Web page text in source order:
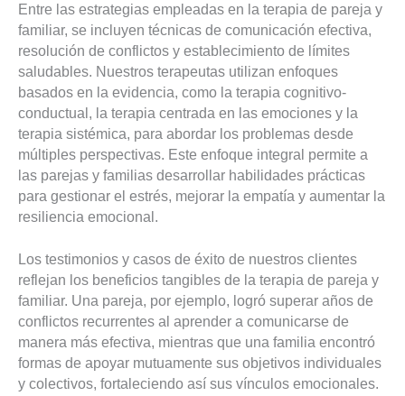
Entre las estrategias empleadas en la terapia de pareja y
familiar, se incluyen técnicas de comunicación efectiva,
resolución de conflictos y establecimiento de límites
saludables. Nuestros terapeutas utilizan enfoques
basados en la evidencia, como la terapia cognitivo-
conductual, la terapia centrada en las emociones y la
terapia sistémica, para abordar los problemas desde
múltiples perspectivas. Este enfoque integral permite a
las parejas y familias desarrollar habilidades prácticas
para gestionar el estrés, mejorar la empatía y aumentar la
resiliencia emocional.
Los testimonios y casos de éxito de nuestros clientes
reflejan los beneficios tangibles de la terapia de pareja y
familiar. Una pareja, por ejemplo, logró superar años de
conflictos recurrentes al aprender a comunicarse de
manera más efectiva, mientras que una familia encontró
formas de apoyar mutuamente sus objetivos individuales
y colectivos, fortaleciendo así sus vínculos emocionales.